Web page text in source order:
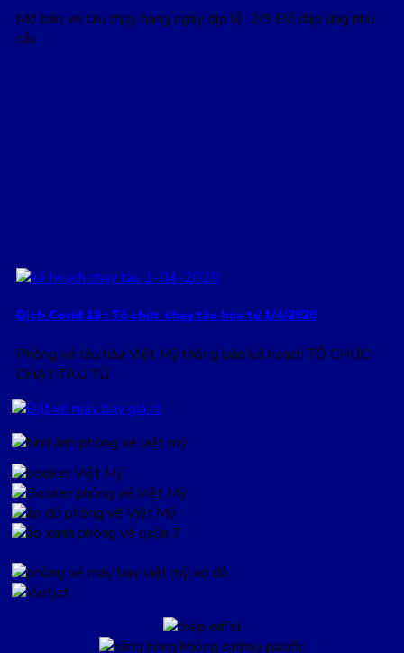
Mở bán vé tàu chạy hàng ngày dịp lễ 2/9 Để đáp ứng nhu
cầu
Dịch Covid 19 : Tổ chức chạy tàu hỏa từ 1/4/2020
Phòng vé tàu hỏa Việt Mỹ thông báo kế hoạch TỔ CHỨC
CHẠY TÀU TỪ